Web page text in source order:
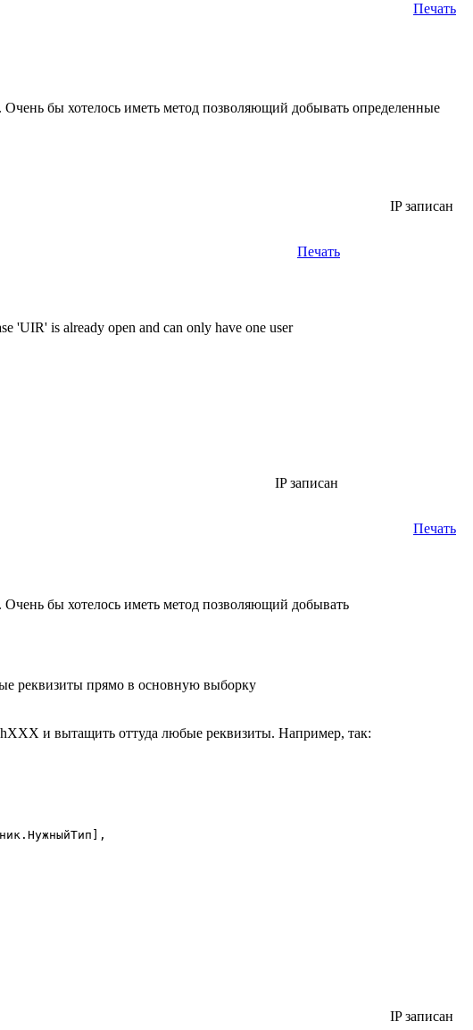
Печать
бы хотелось иметь метод позволяющий добывать определенные
IP записан
Печать
'UIR' is already open and can only have one user
IP записан
Печать
бы хотелось иметь метод позволяющий добывать
реквизиты прямо в основную выборку
и вытащить оттуда любые реквизиты. Например, так:
IP записан